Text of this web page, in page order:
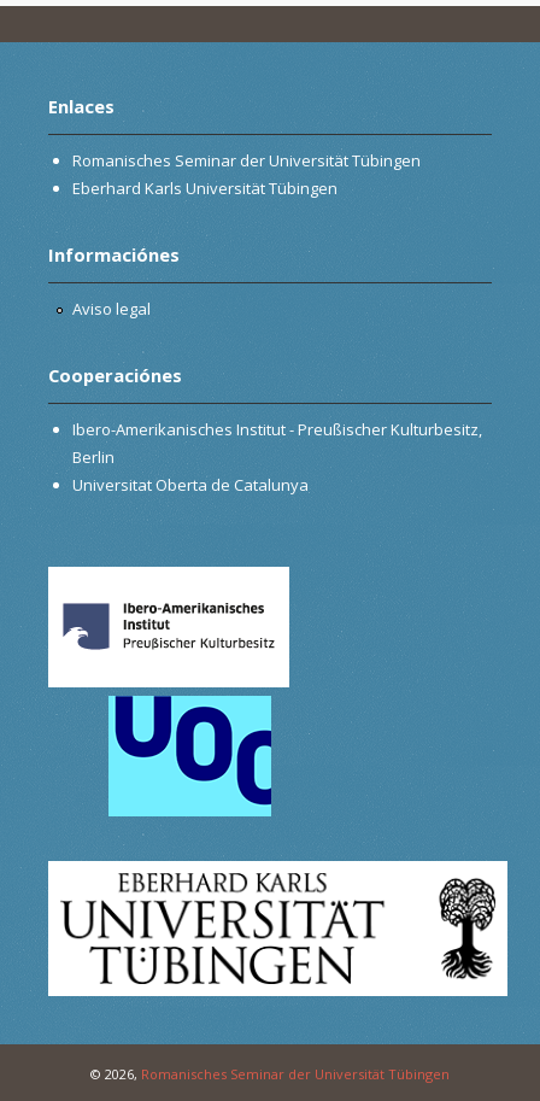
Enlaces
Romanisches Seminar der Universität Tübingen
Eberhard Karls Universität Tübingen
Informaciónes
Aviso legal
Cooperaciónes
Ibero-Amerikanisches Institut - Preußischer Kulturbesitz,
Berlin
Universitat Oberta de Catalunya
© 2026, Romanisches Seminar der Universität Tübingen